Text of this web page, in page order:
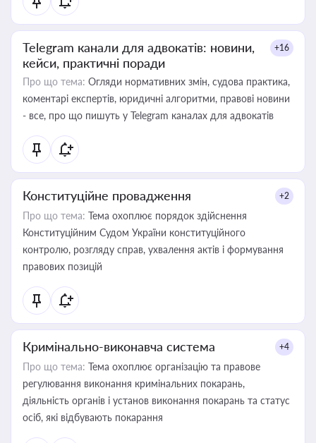
Telegram канали для адвокатів: новини,
кейси, практичні поради
+16
Про що тема: Огляди нормативних змін, судова практика,
коментарі експертів, юридичні алгоритми, правові новини
- все, про що пишуть у Telegram каналах для адвокатів
Конституційне провадження +2
Про що тема: Тема охоплює порядок здійснення
Конституційним Судом України конституційного
контролю, розгляду справ, ухвалення актів і формування
правових позицій
Кримінально-виконавча система +4
Про що тема: Тема охоплює організацію та правове
регулювання виконання кримінальних покарань,
діяльність органів і установ виконання покарань та статус
осіб, які відбувають покарання